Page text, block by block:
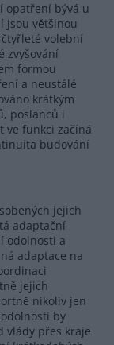
opatření bývá u
jsou většinou
volební
zvyšování
formou
a neustálé
krátkým
poslanců i
ve funkci začíná
budování
jejich
adaptační
odolnosti a
adaptace na
jejich
nikoliv jen
by
vlády přes kraje